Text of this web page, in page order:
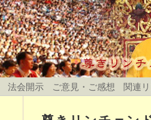
法会開示 ご意見・ご感想 関連